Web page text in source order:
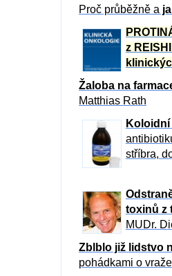
Proč průběžně a
z REISHI
Žaloba na
Matthias Rath
stříbra,
toxinů z
MUDr.
Zblblo již lidstvo
pohádkami o